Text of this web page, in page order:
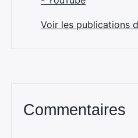
Voir les publications
Commentaires